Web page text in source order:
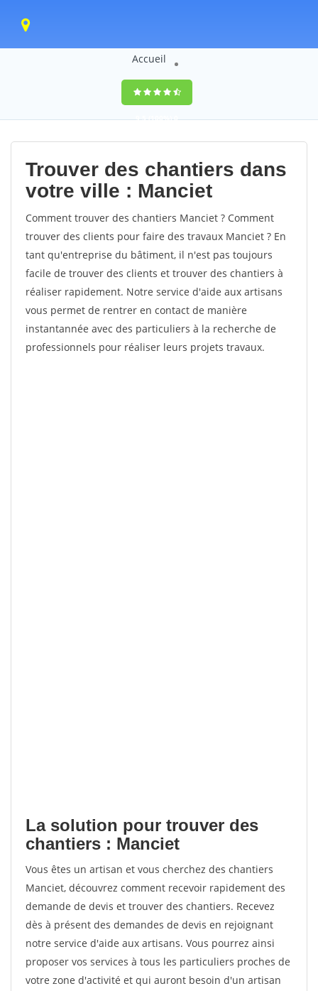
Accueil
9,5(100%)0
votes
Trouver des chantiers dans
votre ville : Manciet
Comment trouver des chantiers Manciet ? Comment
trouver des clients pour faire des travaux Manciet ? En
tant qu'entreprise du bâtiment, il n'est pas toujours
facile de trouver des clients et trouver des chantiers à
réaliser rapidement. Notre service d'aide aux artisans
vous permet de rentrer en contact de manière
instantannée avec des particuliers à la recherche de
professionnels pour réaliser leurs projets travaux.
La solution pour trouver des
chantiers : Manciet
Vous êtes un artisan et vous cherchez des chantiers
Manciet, découvrez comment recevoir rapidement des
demande de devis et trouver des chantiers. Recevez
dès à présent des demandes de devis en rejoignant
notre service d'aide aux artisans. Vous pourrez ainsi
proposer vos services à tous les particuliers proches de
votre zone d'activité et qui auront besoin d'un artisan